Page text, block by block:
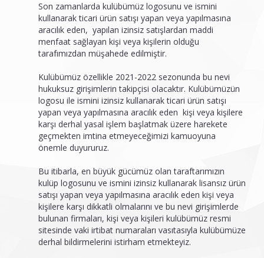
Son zamanlarda kulübümüz logosunu ve ismini
kullanarak ticari ürün satışı yapan veya yapılmasına
aracılık eden, yapılan izinsiz satışlardan maddi
menfaat sağlayan kişi veya kişilerin olduğu
tarafımızdan müşahede edilmiştir.
Kulübümüz özellikle 2021-2022 sezonunda bu nevi
hukuksuz girişimlerin takipçisi olacaktır. Kulübümüzün
logosu ile ismini izinsiz kullanarak ticari ürün satışı
yapan veya yapılmasına aracılık eden kişi veya kişilere
karşı derhal yasal işlem başlatmak üzere harekete
geçmekten imtina etmeyeceğimizi kamuoyuna
önemle duyururuz.
Bu itibarla, en büyük gücümüz olan taraftarımızın
kulüp logosunu ve ismini izinsiz kullanarak lisansız ürün
satışı yapan veya yapılmasına aracılık eden kişi veya
kişilere karşı dikkatli olmalarını ve bu nevi girişimlerde
bulunan firmaları, kişi veya kişileri kulübümüz resmi
sitesinde vaki irtibat numaraları vasıtasıyla kulübümüze
derhal bildirmelerini istirham etmekteyiz.